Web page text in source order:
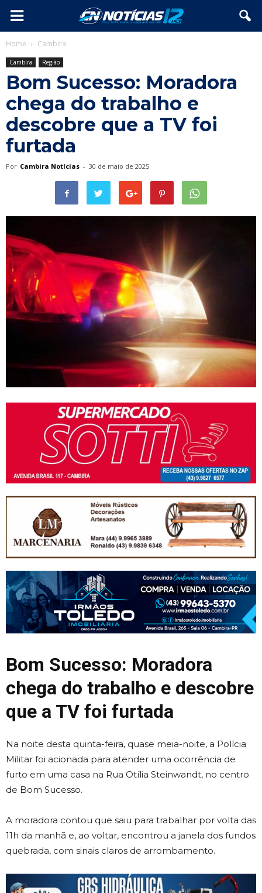
Home Cambira
Cambira Região
Bom Sucesso: Moradora
chega do trabalho e
descobre que a TV foi
furtada
Por Cambira Notícias - 30 de maio de 2025
Bom Sucesso: Moradora
chega do trabalho e descobre
que a TV foi furtada
Na noite desta quinta-feira, quase meia-noite, a Polícia
Militar foi acionada para atender uma ocorrência de
furto em uma casa na Rua Otília Steinwandt, no centro
de Bom Sucesso.
A moradora contou que saiu para trabalhar por volta das
11h da manhã e, ao voltar, encontrou a janela dos fundos
quebrada, com sinais claros de arrombamento.